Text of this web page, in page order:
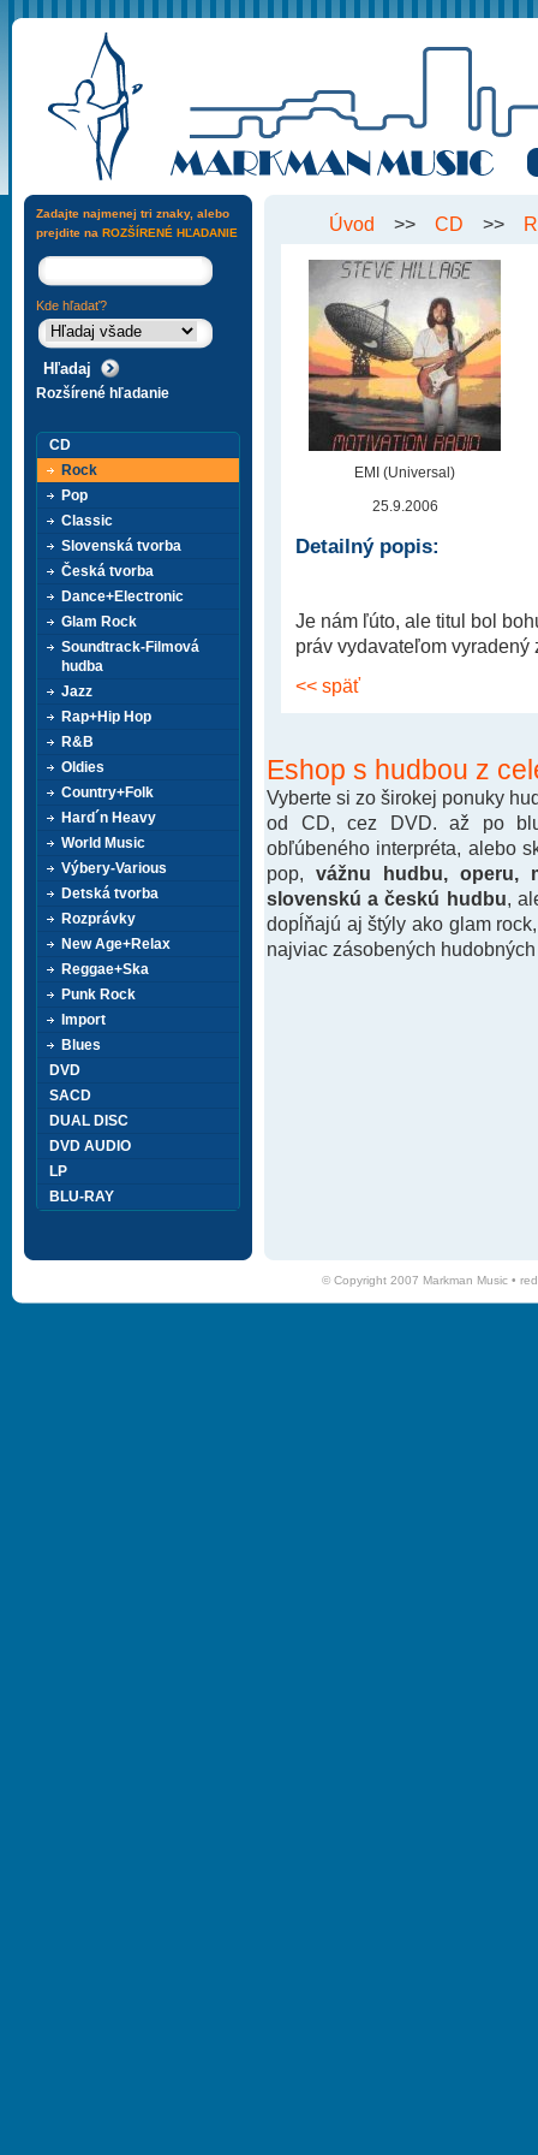
Úvod >> CD >>
EMI (Universal)
25.9.2006
Detailný popis:
Je nám ľúto, ale titul bol
práv vydavateľom vyradený
<< späť
Eshop s hudbou z
Vyberte si zo širokej ponuky
od CD, cez DVD. až po
obľúbeného interpréta, alebo
pop, vážnu hudbu, operu,
slovenskú a českú hudbu ,
dopĺňajú aj štýly ako glam
najviac zásobených
Zadajte najmenej tri znaky, alebo
prejdite na ROZŠÍRENÉ HĽADANIE
Kde hľadať?
Rozšírené hľadanie
CD
Rock
Pop
Classic
Slovenská tvorba
Česká tvorba
Dance+Electronic
Glam Rock
Soundtrack-Filmová
hudba
Jazz
Rap+Hip Hop
R&B
Oldies
Country+Folk
Hard´n Heavy
World Music
Výbery-Various
Detská tvorba
Rozprávky
New Age+Relax
Reggae+Ska
Punk Rock
Import
Blues
DVD
SACD
DUAL DISC
DVD AUDIO
LP
BLU-RAY
© Copyright 2007 Markman Music •